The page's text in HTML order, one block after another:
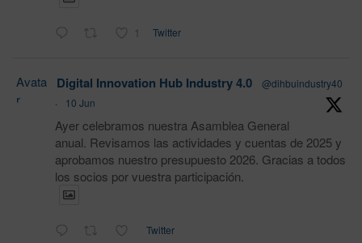
1 Twitter
Avata
r
Digital Innovation Hub Industry 4.0
@dihbuindustry40
·
10 Jun
Ayer celebramos nuestra Asamblea General
anual. Revisamos las actividades y cuentas de 2025 y
aprobamos nuestro presupuesto 2026. Gracias a todos
los socios por vuestra participación.
Twitter